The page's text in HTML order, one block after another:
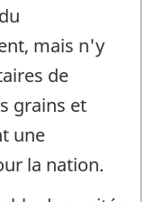
mais n'y
de
grains et
une
la nation.